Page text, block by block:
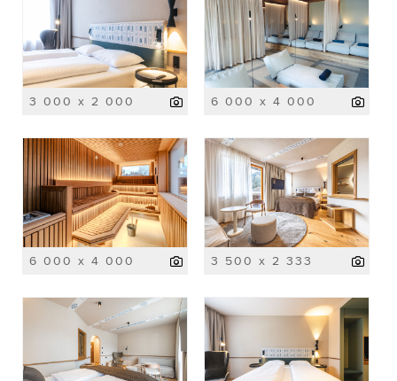
3 000 x 2 000 6 000 x 4 000
6 000 x 4 000 3 500 x 2 333